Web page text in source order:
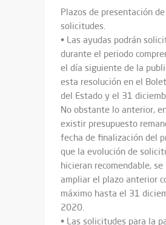
Plazos de presentación
solicitudes.
• Las ayudas podrán
durante el periodo
el día siguiente de la
esta resolución en el
del Estado y el 31
No obstante lo anterior,
existir presupuesto
fecha de finalización del
que la evolución de
hicieran recomendable, se
ampliar el plazo anterior
máximo hasta el 31
2020.
• Las solicitudes para la